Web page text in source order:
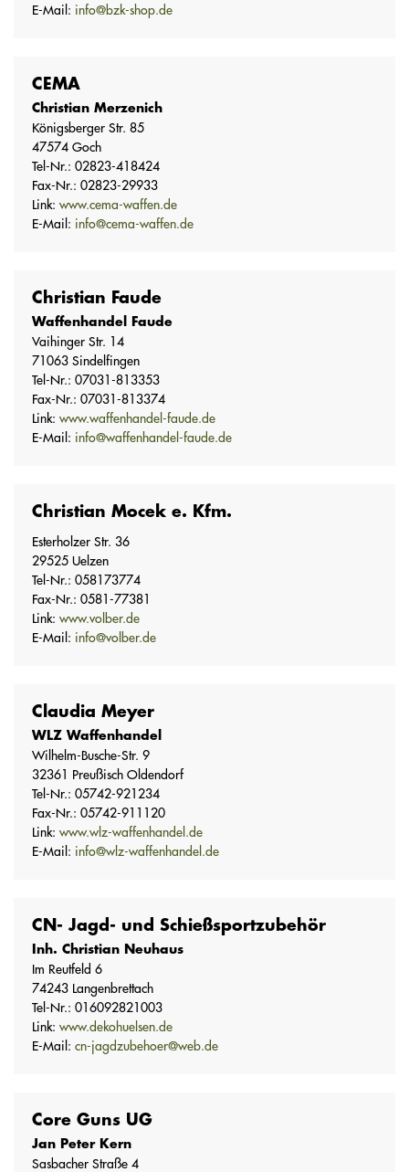
E-Mail: info@bzk-shop.de
CEMA
Christian Merzenich
Königsberger Str. 85
47574 Goch
Tel-Nr.: 02823-418424
Fax-Nr.: 02823-29933
Link: www.cema-waffen.de
E-Mail: info@cema-waffen.de
Christian Faude
Waffenhandel Faude
Vaihinger Str. 14
71063 Sindelfingen
Tel-Nr.: 07031-813353
Fax-Nr.: 07031-813374
Link: www.waffenhandel-faude.de
E-Mail: info@waffenhandel-faude.de
Christian Mocek e. Kfm.
Esterholzer Str. 36
29525 Uelzen
Tel-Nr.: 058173774
Fax-Nr.: 0581-77381
Link: www.volber.de
E-Mail: info@volber.de
Claudia Meyer
WLZ Waffenhandel
Wilhelm-Busche-Str. 9
32361 Preußisch Oldendorf
Tel-Nr.: 05742-921234
Fax-Nr.: 05742-911120
Link: www.wlz-waffenhandel.de
E-Mail: info@wlz-waffenhandel.de
CN- Jagd- und Schießsportzubehör
Inh. Christian Neuhaus
Im Reutfeld 6
74243 Langenbrettach
Tel-Nr.: 016092821003
Link: www.dekohuelsen.de
E-Mail: cn-jagdzubehoer@web.de
Core Guns UG
Jan Peter Kern
Sasbacher Straße 4